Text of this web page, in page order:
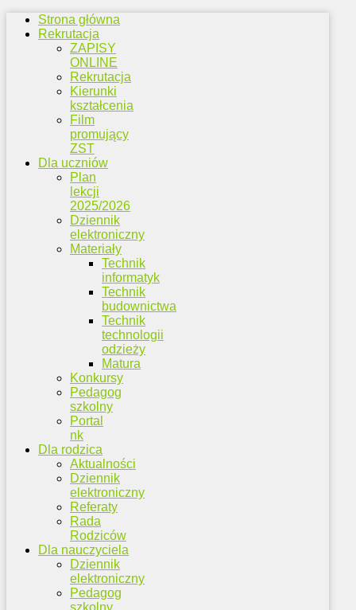
Strona główna
Rekrutacja
ZAPISY
ONLINE
Rekrutacja
Kierunki
kształcenia
Film
promujący
ZST
Dla uczniów
Plan
lekcji
2025/2026
Dziennik
elektroniczny
Materiały
Technik
informatyk
Technik
budownictwa
Technik
technologii
odzieży
Matura
Konkursy
Pedagog
szkolny
Portal
nk
Dla rodzica
Aktualności
Dziennik
elektroniczny
Referaty
Rada
Rodziców
Dla nauczyciela
Dziennik
elektroniczny
Pedagog
szkolny